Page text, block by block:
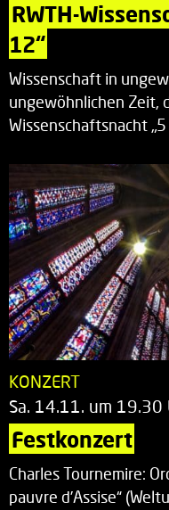
RWTH-
12“
Wissenschaft in
ungewöhnlichen Zeit,
Wissenschaftsnacht
KONZERT
Sa. 14.11. um 19.30
Festkonzert
Charles Tournemire:
pauvre d’Assise“